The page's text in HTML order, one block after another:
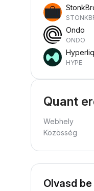
Ondo
ONDO
HYPE
Quant
Webhely
Közösség
Olvasd